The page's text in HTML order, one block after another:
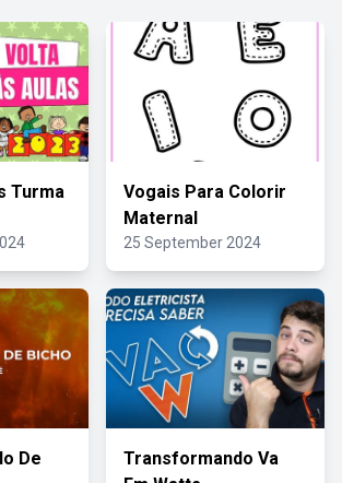
Turma
Vogais Para Colorir
Maternal
25 September 2024
De
Transformando Va